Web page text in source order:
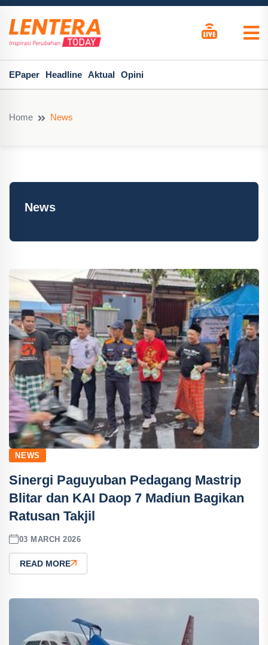
EPaper Headline Aktual Opini
Home News
News
NEWS
Sinergi Paguyuban Pedagang Mastrip
Blitar dan KAI Daop 7 Madiun Bagikan
Ratusan Takjil
03 MARCH 2026
READ MORE